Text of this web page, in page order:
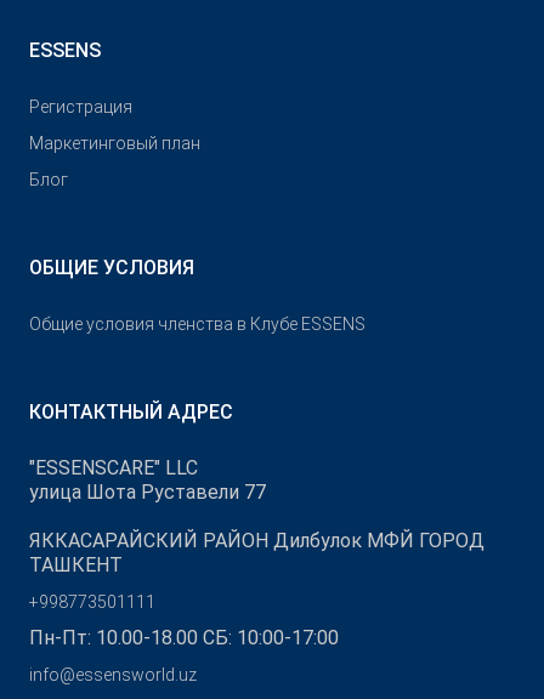
ESSENS
Pегистрация
Маркетинговый план
Блог
ОБЩИЕ УСЛОВИЯ
Общие условия членства в Клубе ESSENS
КОНТАКТНЫЙ АДРЕС
"ESSENSCARE" LLC
улица Шота Руставели 77
ЯККАСАРАЙСКИЙ РАЙОН Дилбулок МФЙ ГОРОД
ТАШКЕНТ
+998773501111
Пн-Пт: 10.00-18.00 СБ: 10:00-17:00
info@essensworld.uz